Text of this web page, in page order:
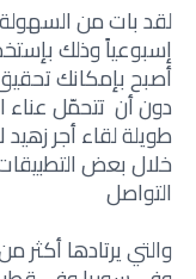
لقد بات من السهولة
إسبوعياً وذلك
أصبح بإمكانك
دون أن تتحمّل
طويلة لقاء أجر
خلال بعض
التواصل
والتي يرتادها أكثر